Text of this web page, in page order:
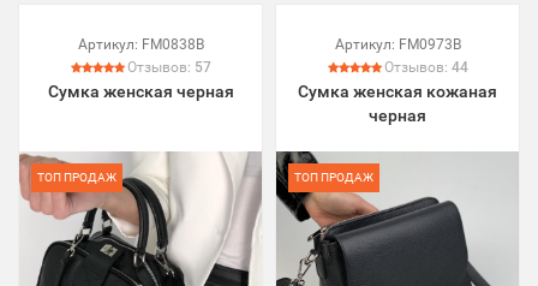
Артикул: FM0838B
Отзывов: 57
Сумка женская черная
ТОП ПРОДАЖ
Артикул: FM0973B
Отзывов: 44
Сумка женская кожаная
черная
ТОП ПРОДАЖ